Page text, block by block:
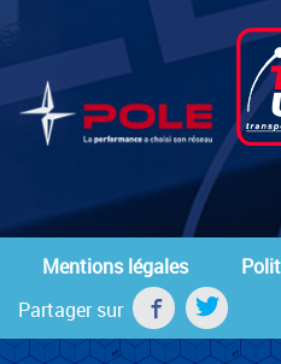
Mentions légales
Partager sur